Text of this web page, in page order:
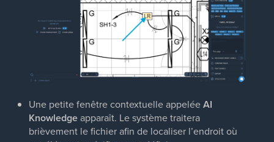
Une petite fenêtre contextuelle appeléeAI
Knowledgeapparaît. Le système traitera
brièvement le fichier afin de localiser l’endroit où